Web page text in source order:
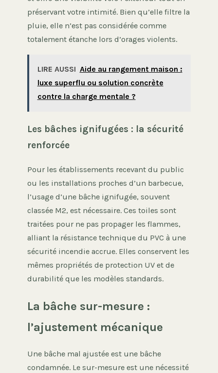
préservant votre intimité. Bien qu’elle filtre la
pluie, elle n’est pas considérée comme
totalement étanche lors d’orages violents.
LIRE AUSSI Aide au rangement maison :
luxe superflu ou solution concrète
contre la charge mentale ?
Les bâches ignifugées : la sécurité
renforcée
Pour les établissements recevant du public
ou les installations proches d’un barbecue,
l’usage d’une bâche ignifugée, souvent
classée M2, est nécessaire. Ces toiles sont
traitées pour ne pas propager les flammes,
alliant la résistance technique du PVC à une
sécurité incendie accrue. Elles conservent les
mêmes propriétés de protection UV et de
durabilité que les modèles standards.
La bâche sur-mesure :
l’ajustement mécanique
Une bâche mal ajustée est une bâche
condamnée. Le sur-mesure est une nécessité